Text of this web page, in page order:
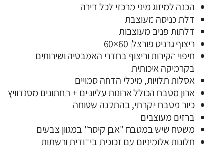
הכנה למיזוג מיני מרכזי לכל דירה
דלת כניסה מעוצבת
דלתות פנים מעוצבות
ריצוף גרניט פורצלן 60×60
חיפוי הקירות וריצוף בחדרי האמבטיה ושירותים
בקרמיקה איכותית
אסלות תלויות, מיכלי הדחה סמויים
ארון מטבח הכולל ארונות עליוניים + תחתונים מסנדוויץ
כיור מטבח יוקרתי, בהתקנה שטוחה
ברזים מעוצבים
משטח שיש במטבח "אבן קיסר" במגוון צבעים
חלונות אלומיניום עם זכוכית בידודית ורשתות